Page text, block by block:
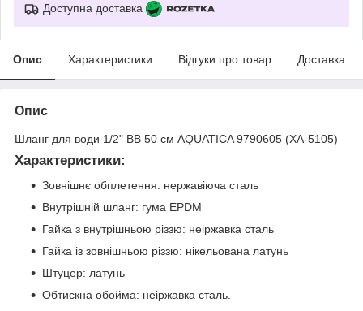
Доступна доставка
Опис Характеристики Відгуки про товар Доставка
Опис
Шланг для води 1/2" ВВ 50 см AQUATICA 9790605 (XA-5105)
Характеристики:
Зовнішнє обплетення: нержавіюча сталь
Внутрішній шланг: гума EPDM
Гайка з внутрішньою різзю: неіржавка сталь
Гайка із зовнішньою різзю: нікельована латунь
Штуцер: латунь
Обтискна обойма: неіржавка сталь.